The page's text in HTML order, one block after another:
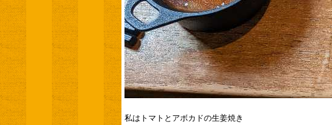
私はトマトとアボカドの生姜焼き